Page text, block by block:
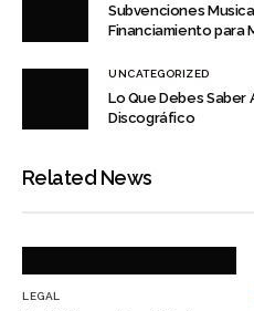
Subvenciones
Financiamiento para
UNCATEGORIZED
Lo Que Debes Saber
Discográfico
Related News
LEGAL